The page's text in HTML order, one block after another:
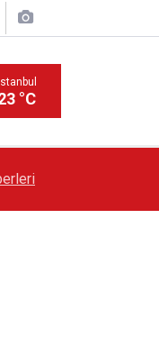
°C
Esecek